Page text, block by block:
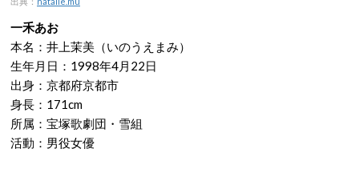
一禾あお
本名：井上茉美（いのうえまみ）
生年月日：1998年4月22日
出身：京都府京都市
身長：171cm
所属：宝塚歌劇団・雪組
活動：男役女優